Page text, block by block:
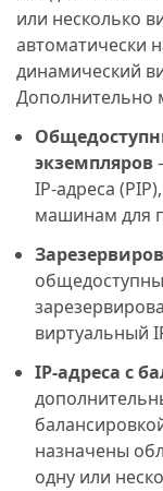
или несколько
автоматически
динамический
Дополнительно
экземпляров
IP-адреса
машинам для
виртуальный
IP-адреса с
назначены
одну или